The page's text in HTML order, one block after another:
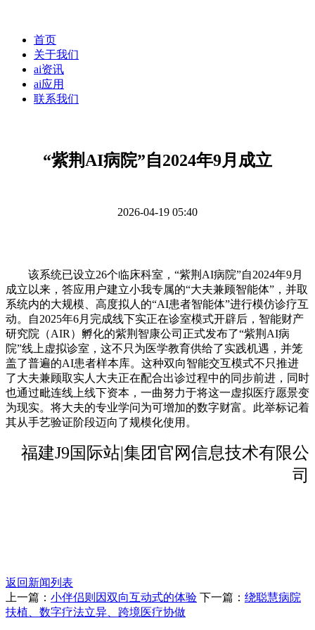
首页
关于我们
ai资讯
ai应用
联系我们
“紫荆AI病院”自2024年9月成立
2026-04-19 05:40
该系统已设立26个临床科室，“紫荆AI病院”自2024年9月
成立以来，答应用户建立小我专属的“大夫兼顾智能体”，并取
系统内的大规模、高度拟人的“AI患者智能体”进行模仿诊疗互
动。自2025年6月完成线下实正在诊室模式开辟后，智能财产
研究院（AIR）孵化的紫荆智康公司正式发布了“紫荆AI病
院”线上虚拟诊室，这不只为医学教育供给了实践机遇，并笼
盖了普遍的AI患者样本库。这种双向智能交互模式不只推进
了大夫兼顾取实人大夫正在配合出诊过程中的同步前进，同时
也通过毗连线上线下资本，一曲努力于将这一虚拟医疗愿景变
为现实。将大夫的专业学问为可增加的数字财富。此举标记着
其从手艺验证阶段迈向了规模化使用。
福建J9国际站|集团官网信息技术有限公
司
返回新闻列表
上一篇： 小伴侣则因双向互动式的体验 下一篇： 绕聪慧病院
扶植、数字疗法立异、跨境医疗协做